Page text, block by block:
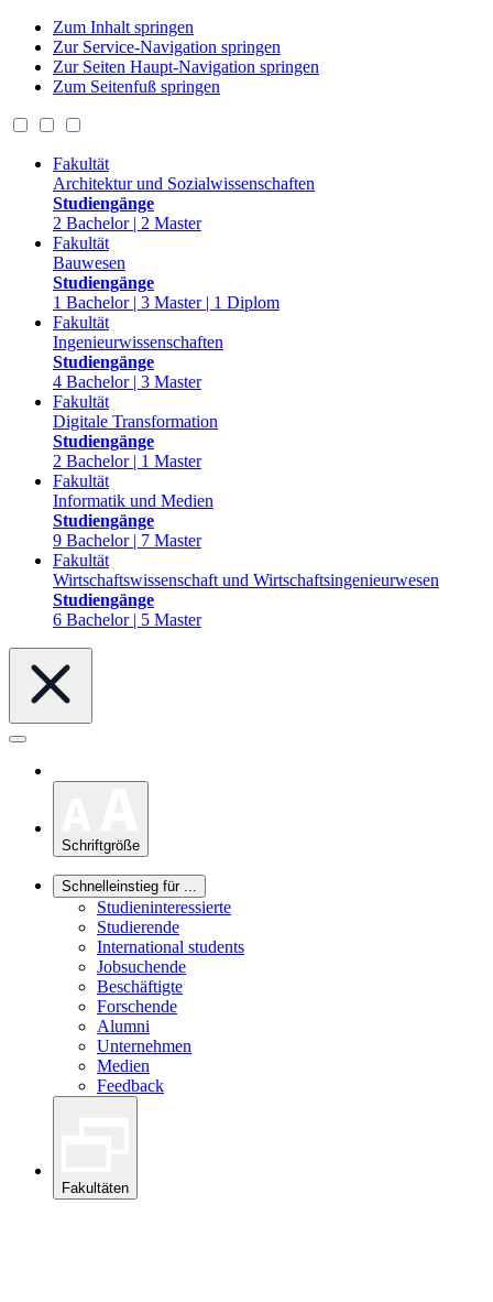
Zum Inhalt springen
Zur Service-Navigation springen
Zur Seiten Haupt-Navigation springen
Zum Seitenfuß springen
Fakultät
Architektur und Sozialwissenschaften
Studiengänge
2 Bachelor | 2 Master
Fakultät
Bauwesen
Studiengänge
1 Bachelor | 3 Master | 1 Diplom
Fakultät
Ingenieurwissenschaften
Studiengänge
4 Bachelor | 3 Master
Fakultät
Digitale Transformation
Studiengänge
2 Bachelor | 1 Master
Fakultät
Informatik und Medien
Studiengänge
9 Bachelor | 7 Master
Fakultät
Wirtschaftswissenschaft und Wirtschaftsingenieurwesen
Studiengänge
6 Bachelor | 5 Master
Schriftgröße
Schnelleinstieg für ...
Studieninteressierte
Studierende
International students
Jobsuchende
Beschäftigte
Forschende
Alumni
Unternehmen
Medien
Feedback
Fakultäten